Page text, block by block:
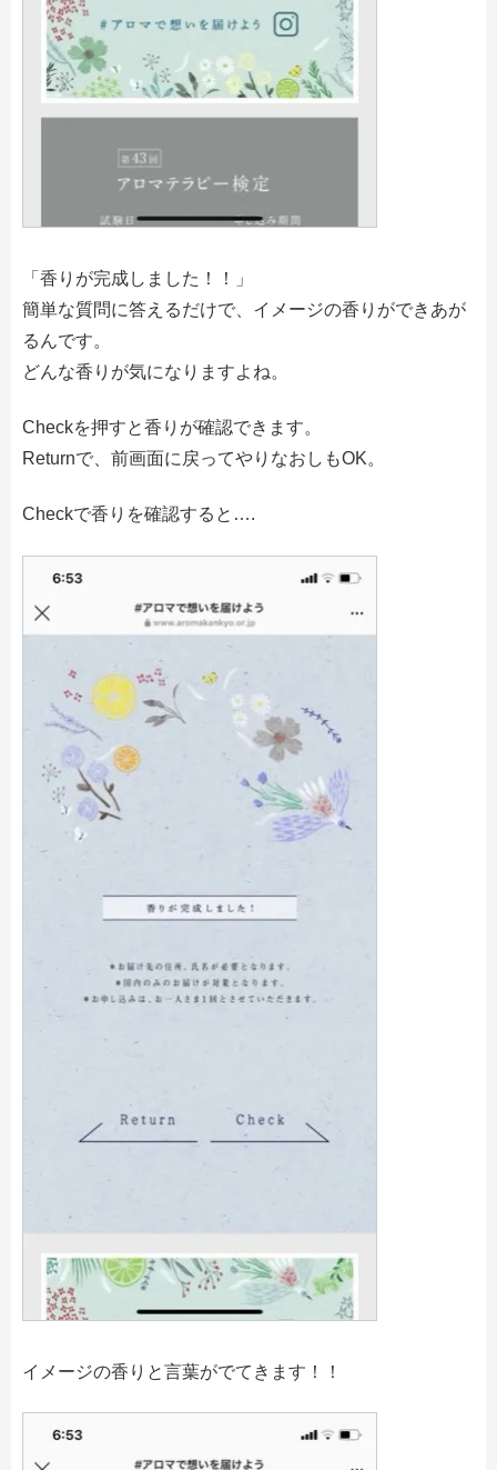
「香りが完成しました！！」
簡単な質問に答えるだけで、イメージの香りができあが
るんです。
どんな香りが気になりますよね。
Checkを押すと香りが確認できます。
Returnで、前画面に戻ってやりなおしもOK。
Checkで香りを確認すると….
イメージの香りと言葉がでてきます！！